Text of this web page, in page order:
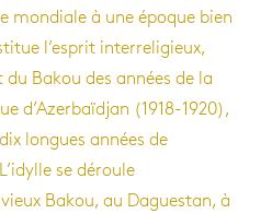
mondiale à une époque bien
l’esprit interreligieux,
Bakou des années de la
d’Azerbaïdjan (1918-1920),
longues années de
se déroule
Bakou, au Daguestan, à